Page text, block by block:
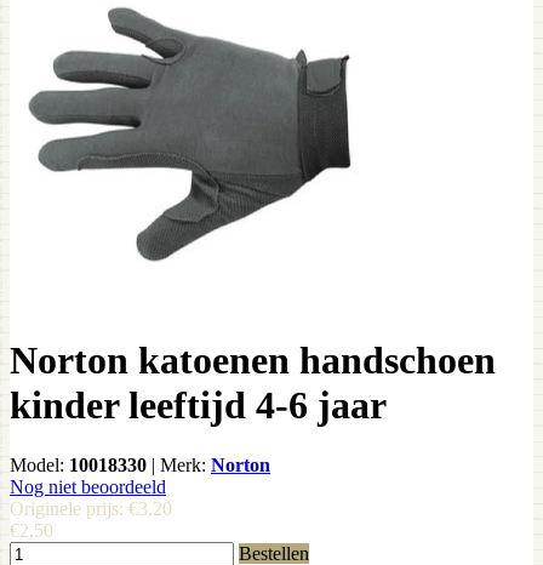
Norton katoenen handschoen
kinder leeftijd 4-6 jaar
Model: 10018330 | Merk: Norton
Nog niet beoordeeld
Originele prijs: €3,20
€2,50
Bestellen